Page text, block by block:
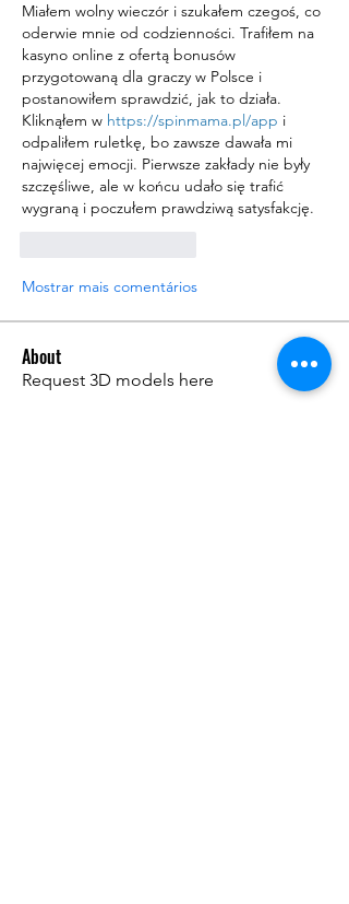
Miałem wolny wieczór i szukałem czegoś, co
oderwie mnie od codzienności. Trafiłem na
kasyno online z ofertą bonusów
przygotowaną dla graczy w Polsce i
postanowiłem sprawdzić, jak to działa.
Kliknąłem w https://spinmama.pl/app i
odpaliłem ruletkę, bo zawsze dawała mi
najwięcej emocji. Pierwsze zakłady nie były
szczęśliwe, ale w końcu udało się trafić
wygraną i poczułem prawdziwą satysfakcję.
Mostrar mais comentários
About
Request 3D models here